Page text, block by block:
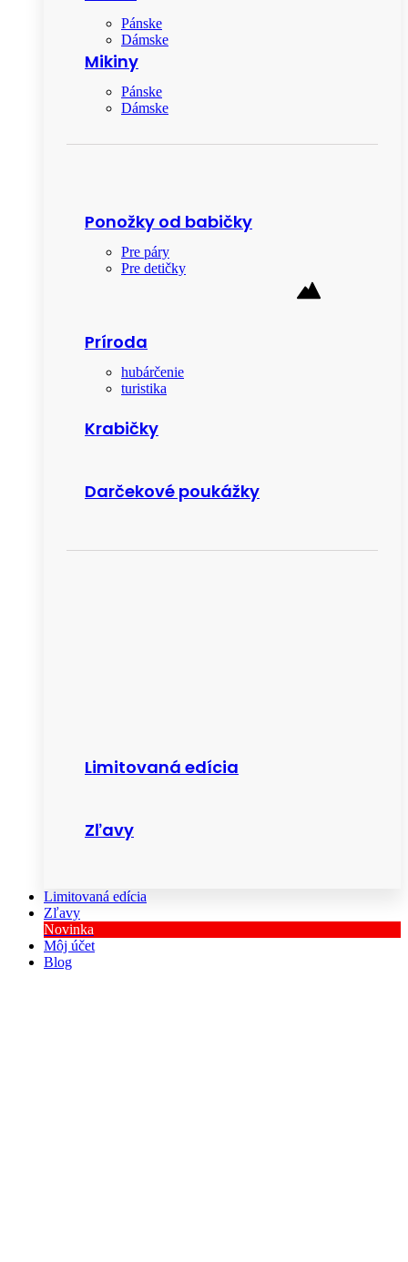
Pánske
Dámske
Mikiny
Pánske
Dámske
Ponožky od babičky
Pre páry
Pre detičky
Príroda
hubárčenie
turistika
Krabičky
Darčekové poukážky
Limitovaná edícia
Zľavy
Limitovaná edícia
Zľavy
Novinka
Môj účet
Blog